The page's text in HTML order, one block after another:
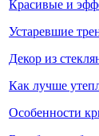
Красивые и
Устаревшие
Декор из
Как лучше
Особенности